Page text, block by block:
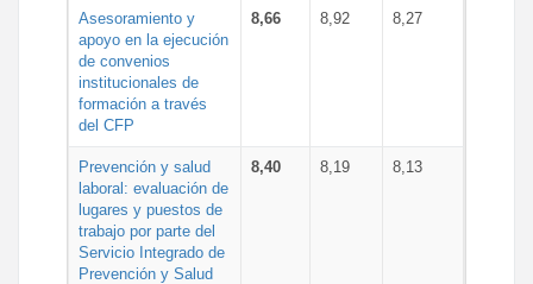
Asesoramiento y
apoyo en la ejecución
de convenios
institucionales de
formación a través
del CFP
8,66 8,92 8,27
Prevención y salud
laboral: evaluación de
lugares y puestos de
trabajo por parte del
Servicio Integrado de
Prevención y Salud
8,40 8,19 8,13